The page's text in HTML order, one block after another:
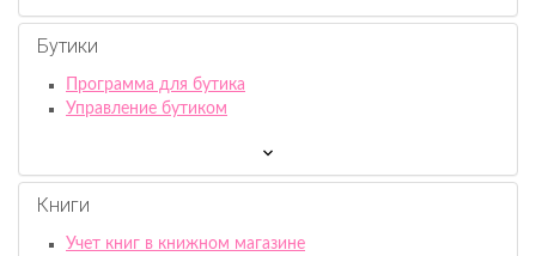
Бутики
Программа для бутика
Управление бутиком
Книги
Учет книг в книжном магазине